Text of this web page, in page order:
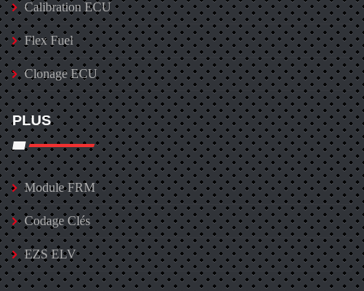
Calibration ECU
Flex Fuel
Clonage ECU
PLUS
Module FRM
Codage Clés
EZS ELV